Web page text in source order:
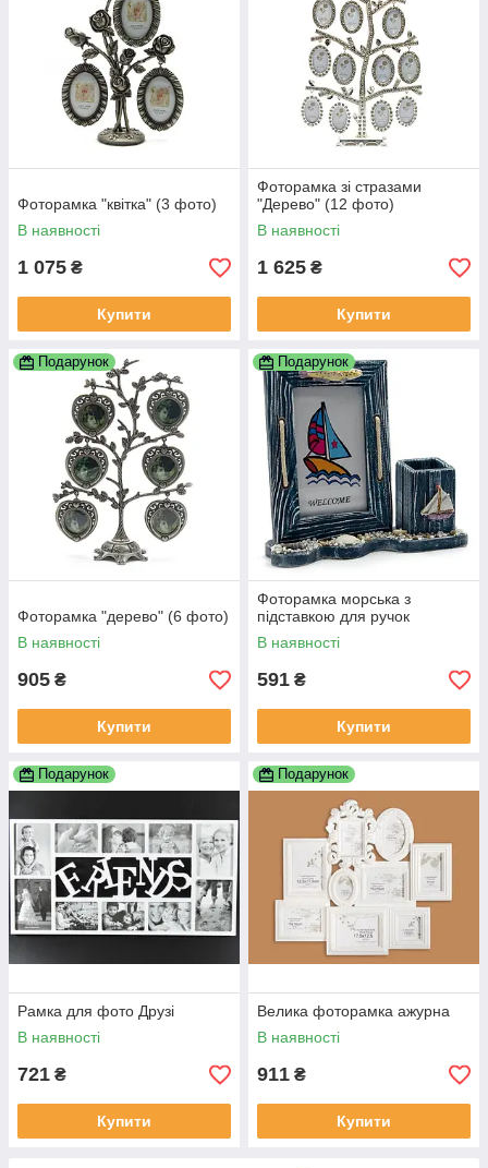
Фоторамка "квітка" (3 фото)
В наявності
1 075 ₴
Купити
Фоторамка зі стразами
"Дерево" (12 фото)
В наявності
1 625 ₴
Купити
Подарунок
Фоторамка "дерево" (6 фото)
В наявності
905 ₴
Купити
Подарунок
Фоторамка морська з
підставкою для ручок
В наявності
591 ₴
Купити
Подарунок
Рамка для фото Друзі
В наявності
721 ₴
Купити
Подарунок
Велика фоторамка ажурна
В наявності
911 ₴
Купити